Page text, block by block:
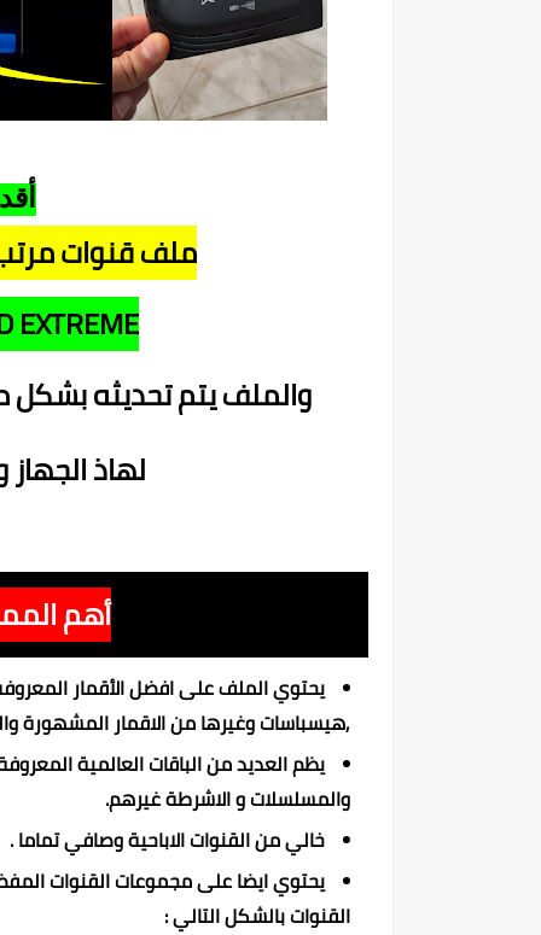
ملف قنوات
EXTREME
والملف يتم تحديثه
لهاذ
أهم
يحتوي الملف على افضل الأقمار
,هيسباسات وغيرها من الاقمار المشهورة
يظم العديد من الباقات العالمية المعروفة
والمسلسلات و الاشرطة غيرهم.
خالي من القنوات الاباحية وصافي تماما .
يحتوي ايضا على مجموعات القنوات
القنوات بالشكل التالي :